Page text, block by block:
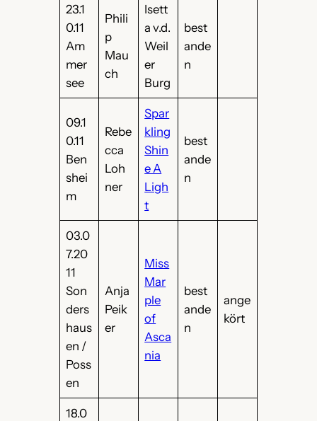
23.1
0.11
Am
mer
see
Phili
p
Mau
ch
Isett
a v.d.
Weil
er
Burg
best
ande
n
09.1
0.11
Ben
shei
m
Rebe
cca
Loh
ner
Spar
kling
Shin
e A
Ligh
t
best
ande
n
03.0
7.20
11
Son
ders
haus
en /
Poss
en
Anja
Peik
er
Miss
Mar
ple
of
Asca
nia
best
ande
n
ange
kört
18.0